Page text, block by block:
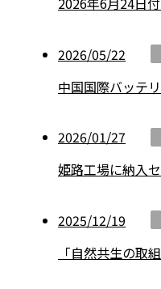
2026/05/22
中国国際バッテ
2026/01/27
姫路工場に納入
2025/12/19
「自然共生の取